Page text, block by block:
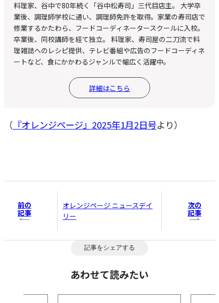
料理家、谷中で80年続く「谷中松寿司」三代目店主。 大学卒
業後、調理師学校に通い、調理師免許を取得。家業の寿司店で
修業するかたわら、フードコーディネータースクールに入校。
卒業後、同校講師を経て独立。 料理家、寿司屋の二刀流で料
理雑誌へのレシピ提供、テレビ番組や広告のフードコーディネ
ートなど、食にかかわるジャンルで幅広く活躍中。
詳細はこちら
（ 『オレンジページ』2025年1月2日号より）
前の
記事
オレンジページ ニュースデイ
リー
次の
記事
記事をシェアする
あわせて読みたい